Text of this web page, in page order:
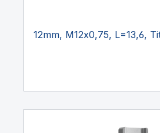
12mm, M12x0,75, L=13,6,